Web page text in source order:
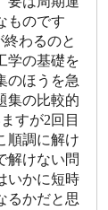
ものです
わるのと
学の基礎を
のほうを急
集の比較的
すが2回目
順調に解け
解けない問
いかに短時
るかだと思